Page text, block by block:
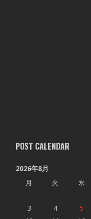
POST CALENDAR
2026年8月
月
火 水
3
4 5